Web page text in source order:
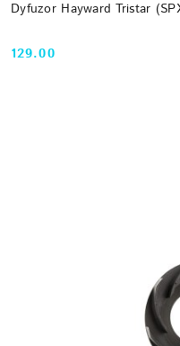
Dyfuzor Hayward Tristar
Cena:
129.00